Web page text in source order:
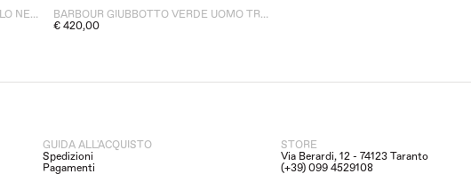
BARBOUR SET SCIARPA E CAPPELLO NERO DONNA PATCH LOGO
BARBOUR GIUBBOTTO VERDE UOMO TRANPORT WAX
€ 420,00
GUIDA ALL'ACQUISTO
Spedizioni
Pagamenti
STORE
Via Berardi, 12 - 74123 Taranto
(+39) 099 4529108